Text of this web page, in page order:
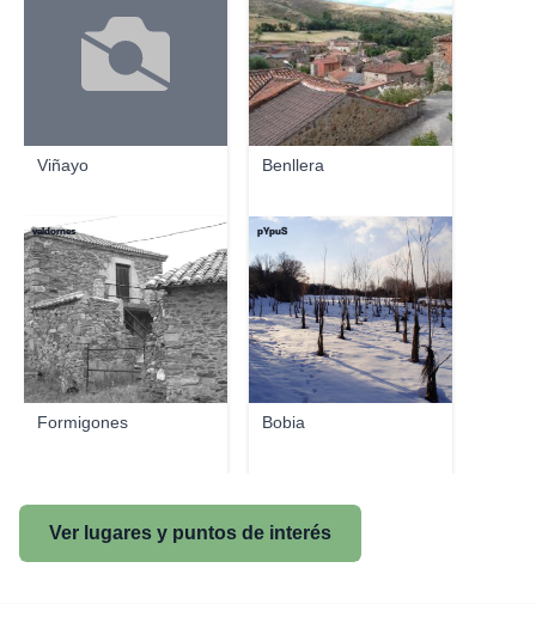
Viñayo Benllera
Formigones
valdornes
Bobia
pYpuS
Ver lugares y puntos de interés